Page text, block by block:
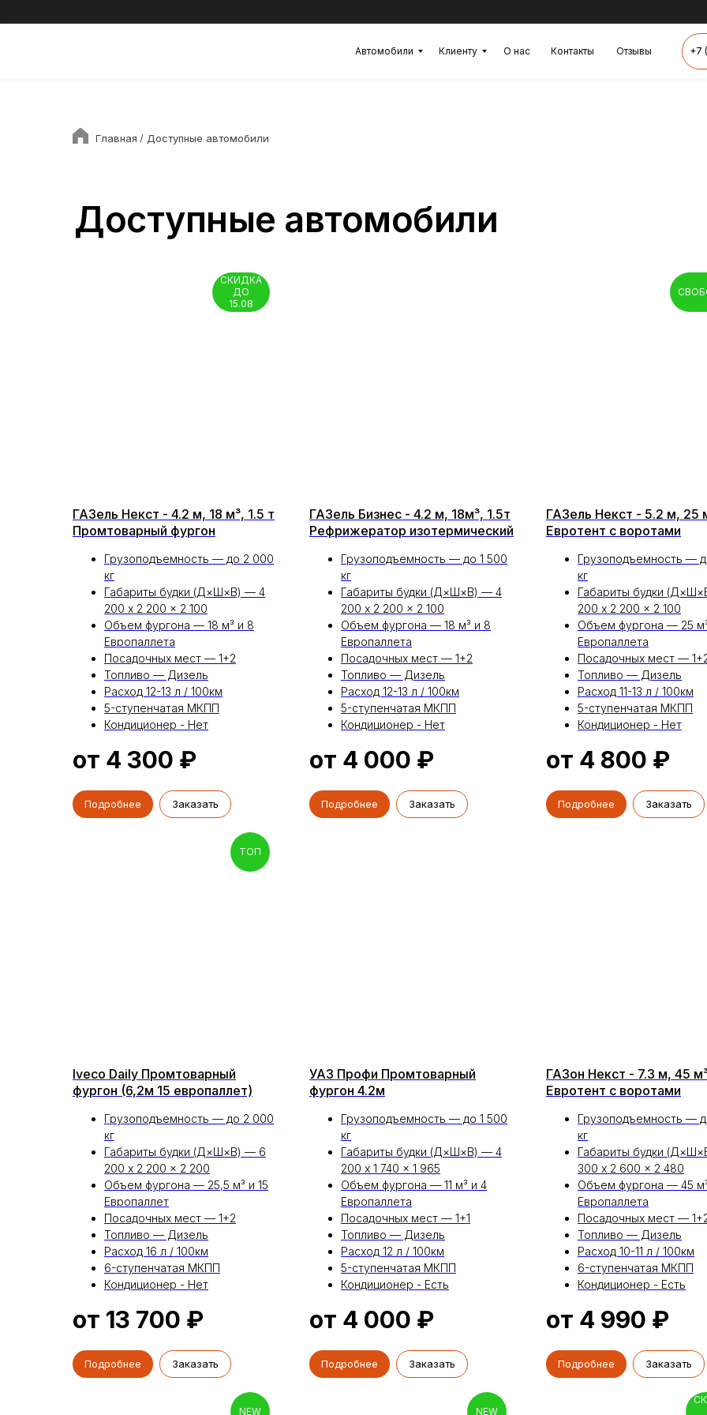
Автомобили Отзывы
Контакты
О нас
Клиенту +7
Главная / Доступные автомобили
Доступные автомобили
СКИДКА
ДО
15.08
ГАЗель Некст - 4.2 м, 18 м³, 1.5 т
Промтоварный фургон
Грузоподъемность — до 2 000
кг
Габариты будки (Д×Ш×В) — 4
200 x 2 200 x 2 100
Объем фургона — 18 м³ и 8
Европаллета
Посадочных мест — 1+2
Топливо — Дизель
Расход 12-13 л / 100км
5-ступенчатая МКПП
Кондиционер - Нет
от 4 300 ₽
Подробнее Заказать
ГАЗель Бизнес - 4.2 м, 18м³, 1.5т
Рефрижератор изотермический
Грузоподъемность — до 1 500
кг
Габариты будки (Д×Ш×В) — 4
200 x 2 200 x 2 100
Объем фургона — 18 м³ и 8
Европаллета
Посадочных мест — 1+2
Топливо — Дизель
Расход 12-13 л / 100км
5-ступенчатая МКПП
Кондиционер - Нет
от 4 000 ₽
Подробнее Заказать
ГАЗель Некст - 5.2 м, 25
Евротент с воротами
Грузоподъемность —
кг
Габариты будки
200 x 2 200 x 2 100
Объем фургона — 25
Европаллета
Посадочных мест —
Топливо — Дизель
Расход 11-13 л / 100км
5-ступенчатая МКПП
Кондиционер - Нет
от 4 800 ₽
Подробнее Заказать
ТОП
Iveco Daily Промтоварный
фургон (6,2м 15 европаллет)
Грузоподъемность — до 2 000
кг
Габариты будки (Д×Ш×В) — 6
200 x 2 200 x 2 200
Объем фургона — 25,5 м³ и 15
Европаллет
Посадочных мест — 1+2
Топливо — Дизель
Расход 16 л / 100км
6-ступенчатая МКПП
Кондиционер - Нет
от 13 700 ₽
Подробнее Заказать
УАЗ Профи Промтоварный
фургон 4.2м
Грузоподъемность — до 1 500
кг
Габариты будки (Д×Ш×В) — 4
200 x 1 740 x 1 965
Объем фургона — 11 м³ и 4
Европаллета
Посадочных мест — 1+1
Топливо — Дизель
Расход 12 л / 100км
5-ступенчатая МКПП
Кондиционер - Есть
от 4 000 ₽
Подробнее Заказать
ГАЗон Некст - 7.3 м, 45
Евротент с воротами
Грузоподъемность —
кг
Габариты будки
300 x 2 600 x 2 480
Объем фургона — 45
Европаллета
Посадочных мест —
Топливо — Дизель
Расход 10-11 л / 100км
6-ступенчатая МКПП
Кондиционер - Есть
от 4 990 ₽
Подробнее Заказать
NEW NEW